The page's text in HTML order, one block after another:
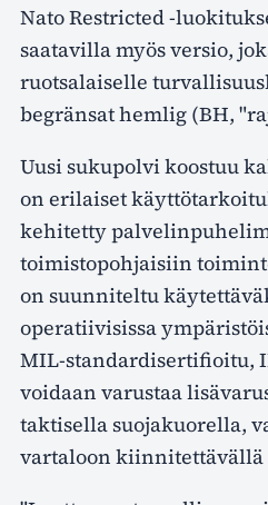
Nato Restricted -
saatavilla myös versio,
ruotsalaiselle
begränsat hemlig (BH,
Uusi sukupolvi koostuu
on erilaiset
kehitetty
toimistopohjaisiin
on suunniteltu
operatiivisissa
MIL-standardisertifioitu,
voidaan varustaa
taktisella suojakuorella,
vartaloon kiinnitettävällä